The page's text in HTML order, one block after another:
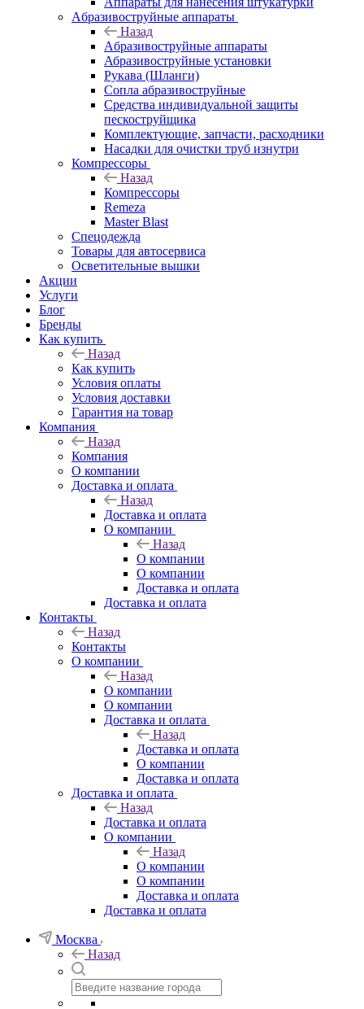
Aбразивоструйные аппараты
Назад
Aбразивоструйные аппараты
Абразивоструйные установки
Рукава (Шланги)
Сопла абразивоструйные
Средства индивидуальной защиты
пескоструйщика
Комплектующие, запчасти, расходники
Насадки для очистки труб изнутри
Компрессоры
Назад
Компрессоры
Remeza
Master Blast
Спецодежда
Товары для автосервиса
Осветительные вышки
Акции
Услуги
Блог
Бренды
Как купить
Назад
Как купить
Условия оплаты
Условия доставки
Гарантия на товар
Компания
Назад
Компания
О компании
Доставка и оплата
Назад
Доставка и оплата
О компании
Назад
О компании
О компании
Доставка и оплата
Доставка и оплата
Контакты
Назад
Контакты
О компании
Назад
О компании
О компании
Доставка и оплата
Назад
Доставка и оплата
О компании
Доставка и оплата
Доставка и оплата
Назад
Доставка и оплата
О компании
Назад
О компании
О компании
Доставка и оплата
Доставка и оплата
Москва
Назад